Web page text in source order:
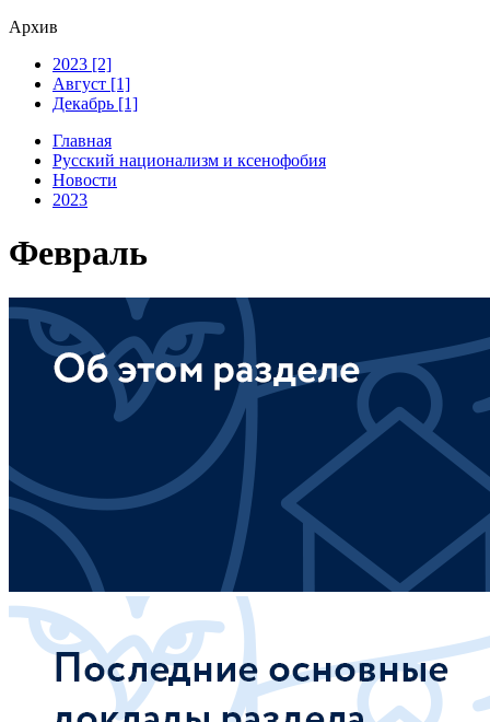
Архив
2023 [2]
Август [1]
Декабрь [1]
Главная
Русский национализм и ксенофобия
Новости
2023
Февраль